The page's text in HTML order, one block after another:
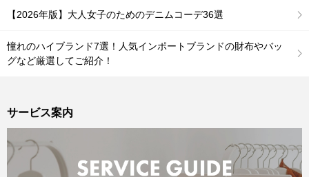
【2026年版】大人女子のためのデニムコーデ36選
憧れのハイブランド7選！人気インポートブランドの財布やバッ
グなど厳選してご紹介！
サービス案内